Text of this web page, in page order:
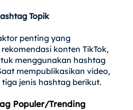
Topik
penting yang
konten TikTok,
menggunakan hashtag
mempublikasikan video,
jenis hashtag berikut.
Populer/Trending